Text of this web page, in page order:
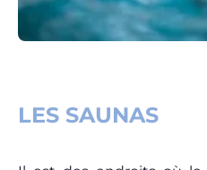
LES SAUNAS